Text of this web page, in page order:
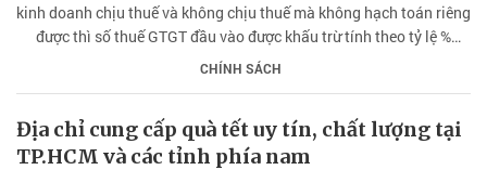
kinh doanh chịu thuế và không chịu thuế mà không hạch toán riêng
được thì số thuế GTGT đầu vào được khấu trừ tính theo tỷ lệ %
doanh thu hàng hóa dịch vụ chịu thuế GTGT trên tổng doanh thu
CHÍNH SÁCH
Địa chỉ cung cấp quà tết uy tín, chất lượng tại
TP.HCM và các tỉnh phía nam